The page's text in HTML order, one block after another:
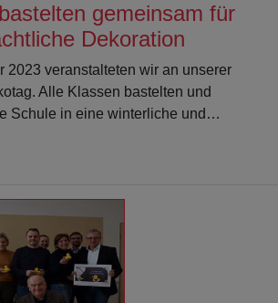
gemeinsam für
Dekoration
2023 veranstalteten wir an unserer
Alle Klassen bastelten und
Schule in eine winterliche und…